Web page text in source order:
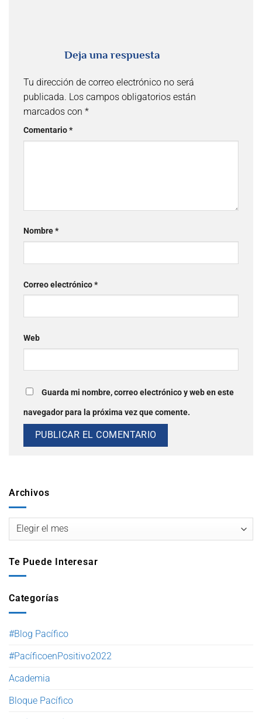
Archivos
Te Puede Interesar
Categorías
#Blog Pacífico
#PacíficoenPositivo2022
Academia
Bloque Pacífico
Deja una respuesta
Tu dirección de correo electrónico no será
publicada. Los campos obligatorios están
marcados con *
Comentario*
Nombre*
Correo electrónico*
Web
Guarda mi nombre, correo electrónico y web en este
navegador para la próxima vez que comente.